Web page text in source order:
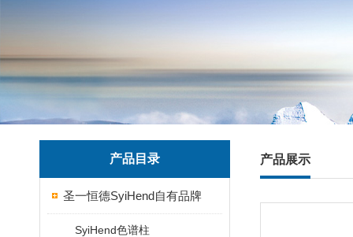
产品目录
圣一恒德SyiHend自有品牌
SyiHend色谱柱
产品展示